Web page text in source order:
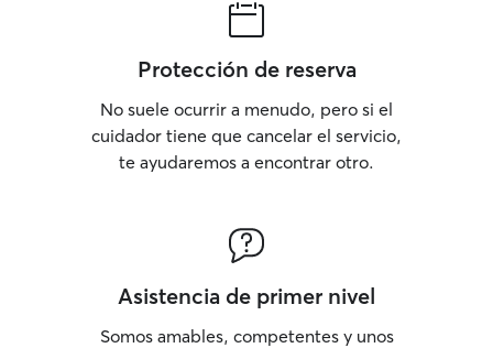
Protección de reserva
No suele ocurrir a menudo, pero si el
cuidador tiene que cancelar el servicio,
te ayudaremos a encontrar otro.
Asistencia de primer nivel
Somos amables, competentes y unos